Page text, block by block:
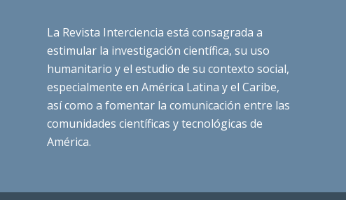
La Revista Interciencia está consagrada a
estimular la investigación científica, su uso
humanitario y el estudio de su contexto social,
especialmente en América Latina y el Caribe,
así como a fomentar la comunicación entre las
comunidades científicas y tecnológicas de
América.